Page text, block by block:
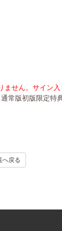
せん。サイン
版初版限定特
へ戻る